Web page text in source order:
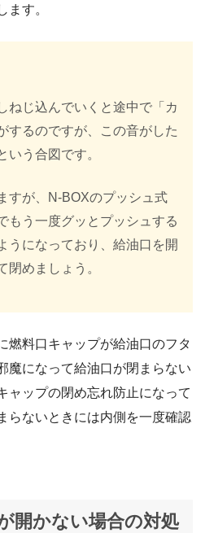
ます。
ねじ込んでいくと途中で「カ
するのですが、この音がした
いう合図です。
すが、N-BOXのプッシュ式
もう一度グッとプッシュする
うになっており、給油口を開
閉めましょう。
燃料口キャップが給油口のフタ
魔になって給油口が閉まらない
ャップの閉め忘れ防止になって
らないときには内側を一度確認
開かない場合の対処